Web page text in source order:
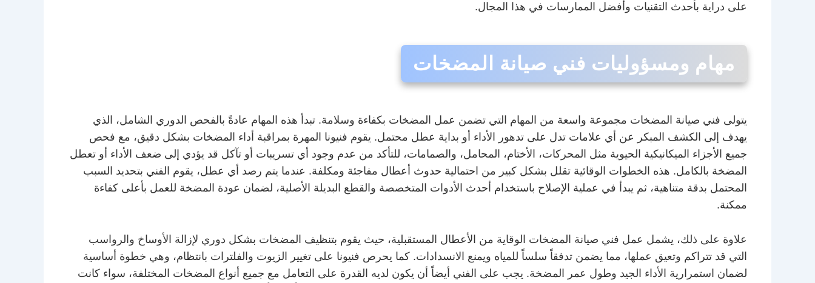
على دراية بأحدث التقنيات وأفضل الممارسات في هذا المجال.
مهام ومسؤوليات فني صيانة المضخات
يتولى فني صيانة المضخات مجموعة واسعة من المهام التي تضمن عمل المضخات بكفاءة وسلامة. تبدأ هذه المهام عادةً بالفحص الدوري الشامل، الذي
يهدف إلى الكشف المبكر عن أي علامات تدل على تدهور الأداء أو بداية عطل محتمل. يقوم فنيونا المهرة بمراقبة أداء المضخات بشكل دقيق، مع فحص
جميع الأجزاء الميكانيكية الحيوية مثل المحركات، الأختام، المحامل، والصمامات، للتأكد من عدم وجود أي تسريبات أو تآكل قد يؤدي إلى ضعف الأداء أو تعطل
المضخة بالكامل. هذه الخطوات الوقائية تقلل بشكل كبير من احتمالية حدوث أعطال مفاجئة ومكلفة. عندما يتم رصد أي عطل، يقوم الفني بتحديد السبب
المحتمل بدقة متناهية، ثم يبدأ في عملية الإصلاح باستخدام أحدث الأدوات المتخصصة والقطع البديلة الأصلية، لضمان عودة المضخة للعمل بأعلى كفاءة
ممكنة.
علاوة على ذلك، يشمل عمل فني صيانة المضخات الوقاية من الأعطال المستقبلية، حيث يقوم بتنظيف المضخات بشكل دوري لإزالة الأوساخ والرواسب
التي قد تتراكم وتعيق عملها، مما يضمن تدفقاً سلساً للمياه ويمنع الانسدادات. كما يحرص فنيونا على تغيير الزيوت والفلترات بانتظام، وهي خطوة أساسية
لضمان استمرارية الأداء الجيد وطول عمر المضخة. يجب على الفني أيضاً أن يكون لديه القدرة على التعامل مع جميع أنواع المضخات المختلفة، سواء كانت